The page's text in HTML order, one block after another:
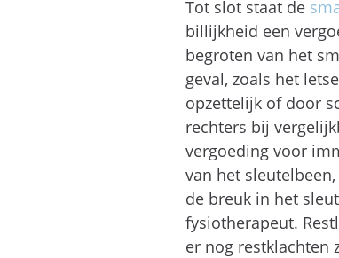
Tot slot staat de
billijkheid een
begroten van het
geval, zoals het
opzettelijk of door
rechters bij
vergoeding voor
van het
de breuk in het
fysiotherapeut.
er nog restklachten